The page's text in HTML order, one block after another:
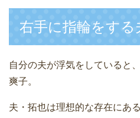
右手に指輪をする
自分の夫が浮気をしていると
爽子。
夫・拓也は理想的な存在にあ